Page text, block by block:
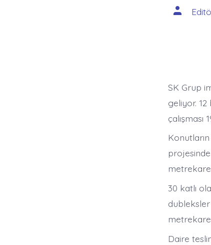
Yazının
yazarı
SK Grup
geliyor.
çalışması
30 katlı
dubleksler
Daire